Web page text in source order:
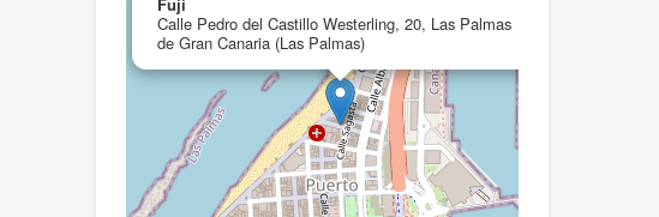
Calle Pedro del Castillo Westerling, 20, Las Palmas
de Gran Canaria (Las Palmas)